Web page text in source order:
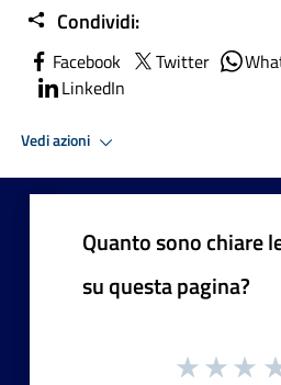
Condividi:
Facebook Twitter
LinkedIn
Vedi azioni
Quanto sono chiare
su questa pagina?